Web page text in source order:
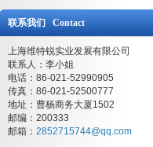
联系我们 Contact
上海维特锐实业发展有限公司
联系人：李小姐
电话：86-021-52990905
传真：86-021-52500777
地址：曹杨商务大厦1502
邮编：200333
邮箱： 2852715744@qq.com